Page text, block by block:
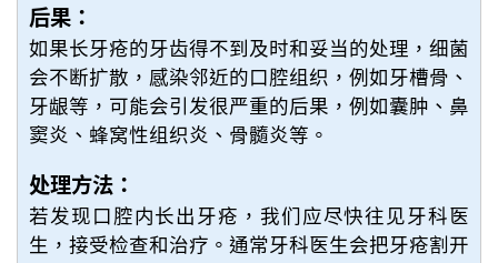
后果：
如果长牙疮的牙齿得不到及时和妥当的处理，细菌
会不断扩散，感染邻近的口腔组织，例如牙槽骨、
牙龈等，可能会引发很严重的后果，例如囊肿、鼻
窦炎、蜂窝性组织炎、骨髓炎等。
处理方法：
若发现口腔内长出牙疮，我们应尽快往见牙科医
生，接受检查和治疗。通常牙科医生会把牙疮割开